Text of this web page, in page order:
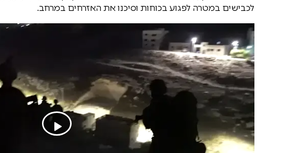
לכבישים במטרה לפגוע בכוחות וסיכנו את האזרחים במרחב.